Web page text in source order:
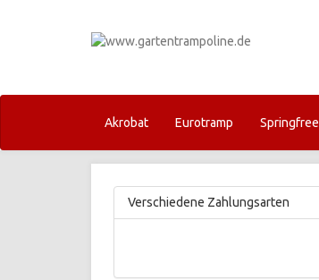
Akrobat Eurotramp Springfree
Verschiedene Zahlungsarten